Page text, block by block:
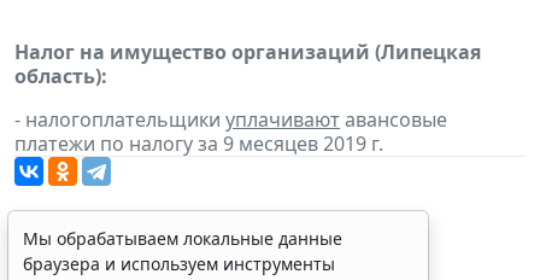
Налог на имущество организаций (Липецкая
область):
- налогоплательщики уплачиваютавансовые
платежи по налогу за 9 месяцев 2019 г.
Мы обрабатываем локальные данные
браузера и используем инструменты